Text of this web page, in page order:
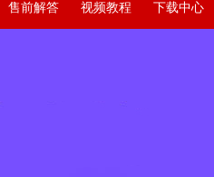
售前解答 视频教程 下载中心